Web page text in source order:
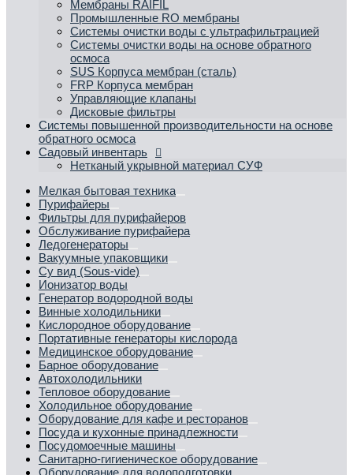
Мембраны RAIFIL
Промышленные RO мембраны
Системы очистки воды с ультрафильтрацией
Системы очистки воды на основе обратного
осмоса
SUS Корпуса мембран (сталь)
FRP Корпуса мембран
Управляющие клапаны
Дисковые фильтры
Системы повышенной производительности на основе
обратного осмоса
Садовый инвентарь
Нетканый укрывной материал СУФ
Мелкая бытовая техника
Пурифайеры
Фильтры для пурифайеров
Обслуживание пурифайера
Ледогенераторы
Вакуумные упаковщики
Су вид (Sous-vide)
Ионизатор воды
Генератор водородной воды
Винные холодильники
Кислородное оборудование
Портативные генераторы кислорода
Медицинское оборудование
Барное оборудование
Автохолодильники
Тепловое оборудование
Холодильное оборудование
Оборудование для кафе и ресторанов
Посуда и кухонные принадлежности
Посудомоечные машины
Санитарно-гигиеническое оборудование
Оборудование для водоподготовки